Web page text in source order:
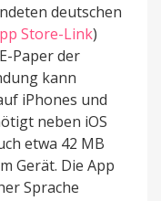
deutschen
Store-Link)
Paper der
kann
iPhones und
neben iOS
etwa 42 MB
Gerät. Die App
Sprache